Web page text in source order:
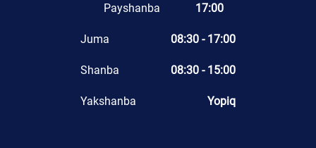
Payshanba
17:00
Juma 08:30 - 17:00
Shanba 08:30 - 15:00
Yakshanba Yopiq